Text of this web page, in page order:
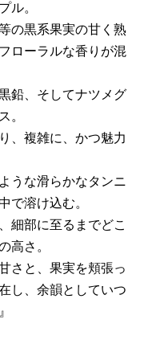
ル。
の黒系果実の甘く熟
ローラルな香りが混
鉛、そしてナツメグ
。
、複雑に、かつ魅力
うな滑らかなタンニ
で溶け込む。
細部に至るまでどこ
高さ。
さと、果実を頬張っ
し、余韻としていつ